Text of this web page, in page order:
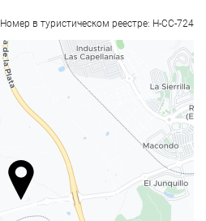
Номер в туристическом реестре: H-CC-724